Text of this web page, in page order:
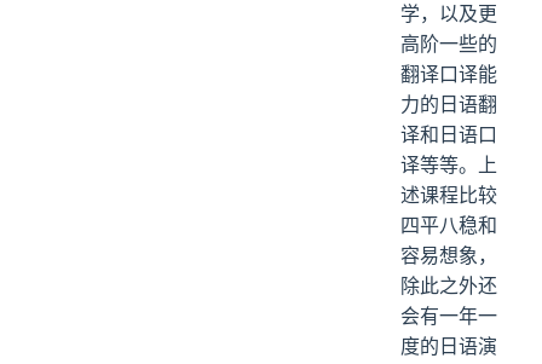
学，以及更
高阶一些的
翻译口译能
力的日语翻
译和日语口
译等等。上
述课程比较
四平八稳和
容易想象，
除此之外还
会有一年一
度的日语演